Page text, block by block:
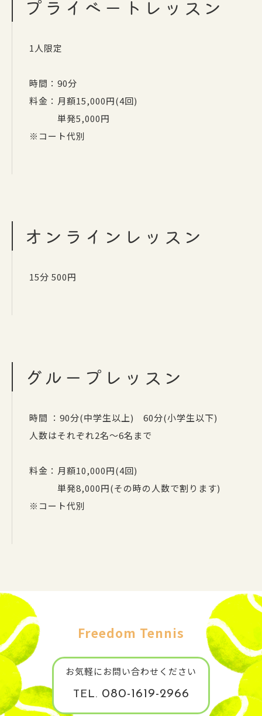
プライベートレッスン
1人限定
時間：90分
料金：月額15,000円(4回)
単発5,000円
※コート代別
オンラインレッスン
15分 500円
グループレッスン
時間 ：90分(中学生以上) 60分(小学生以下)
人数はそれぞれ2名〜6名まで
料金：月額10,000円(4回)
単発8,000円(その時の人数で割ります)
※コート代別
Freedom Tennis
お気軽にお問い合わせください
TEL. 080-1619-2966